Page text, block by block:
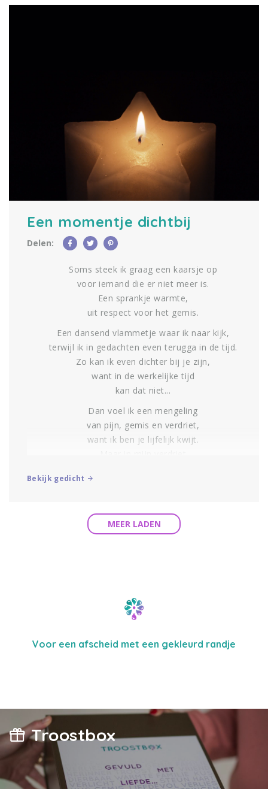
Een momentje dichtbij
Delen:
Soms steek ik graag een kaarsje op
voor iemand die er niet meer is.
Een sprankje warmte,
uit respect voor het gemis.
Een dansend vlammetje waar ik naar kijk,
terwijl ik in gedachten even terugga in de tijd.
Zo kan ik even dichter bij je zijn,
want in de werkelijke tijd
kan dat niet...
Dan voel ik een mengeling
van pijn, gemis en verdriet,
want ik ben je lijfelijk kwijt.
Bekijk gedicht
MEER LADEN
Voor een afscheid met een gekleurd randje
Troostbox